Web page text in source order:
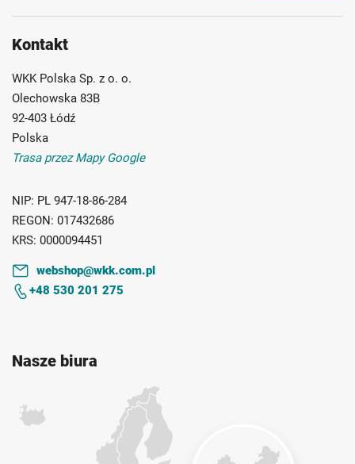
Kontakt
WKK Polska Sp. z o. o.
Olechowska 83B
92-403 Łódź
Polska
Trasa przez Mapy Google
NIP: PL 947-18-86-284
REGON: 017432686
KRS: 0000094451
webshop@wkk.com.pl
+48 530 201 275
Nasze biura